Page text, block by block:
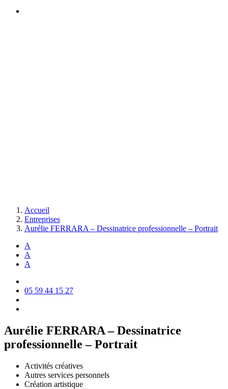
Accueil
Entreprises
Aurélie FERRARA – Dessinatrice professionnelle – Portrait
A
A
A
05 59 44 15 27
Aurélie FERRARA – Dessinatrice
professionnelle – Portrait
Activités créatives
Autres services personnels
Création artistique